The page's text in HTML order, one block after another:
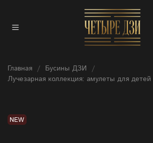
Главная
Бусины ДЗИ
Лучезарная коллекция: амулеты для
NEW